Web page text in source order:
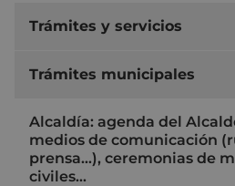
Trámites y servicios
Trámites municipales
Alcaldía: agenda del
medios de comunicación
prensa…), ceremonias de
civiles…